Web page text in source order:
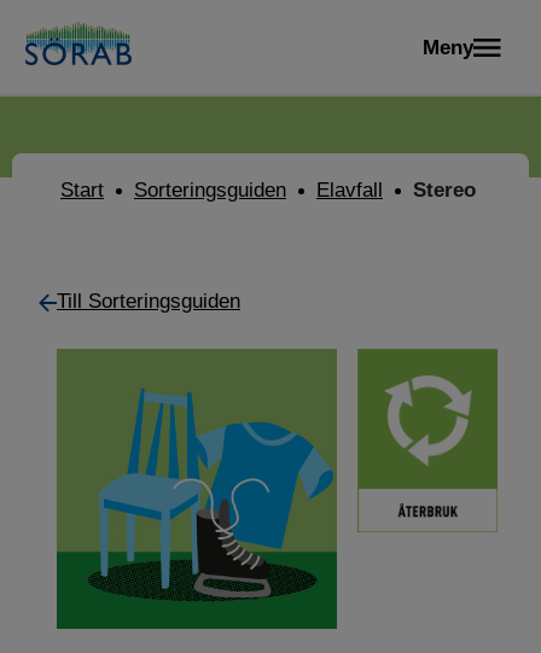
Meny
Start Sorteringsguiden Elavfall Stereo
Till Sorteringsguiden